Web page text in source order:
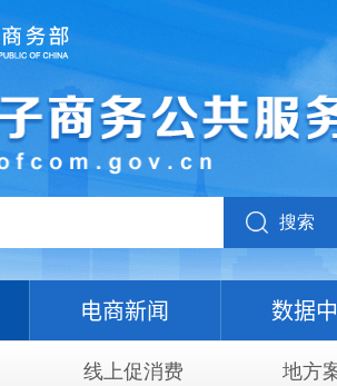
搜索
电商新闻 数据
线上促消费 地方